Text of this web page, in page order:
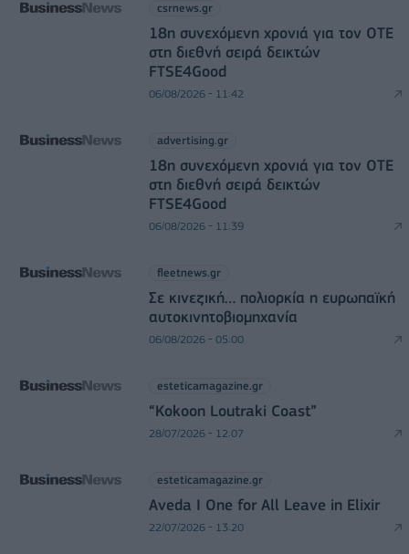
csrnews.gr
18η συνεχόμενη χρονιά για τον ΟΤΕ
στη διεθνή σειρά δεικτών
FTSE4Good
06/08/2026 - 11:42
advertising.gr
18η συνεχόμενη χρονιά για τον ΟΤΕ
στη διεθνή σειρά δεικτών
FTSE4Good
06/08/2026 - 11:39
fleetnews.gr
Σε κινεζική… πολιορκία η ευρωπαϊκή
αυτοκινητοβιομηχανία
06/08/2026 - 05:00
esteticamagazine.gr
“Kokoon Loutraki Coast”
28/07/2026 - 12:07
esteticamagazine.gr
Aveda I One for All Leave in Elixir
22/07/2026 - 13:20